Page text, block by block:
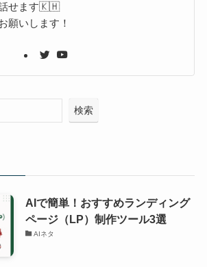
話せます🇰🇭
願いします！
検索
AIで簡単！おすすめランディング
ページ（LP）制作ツール3選
AIネタ